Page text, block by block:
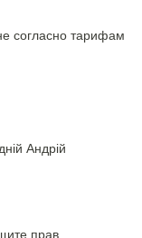
согласно тарифам
Андрій
прав